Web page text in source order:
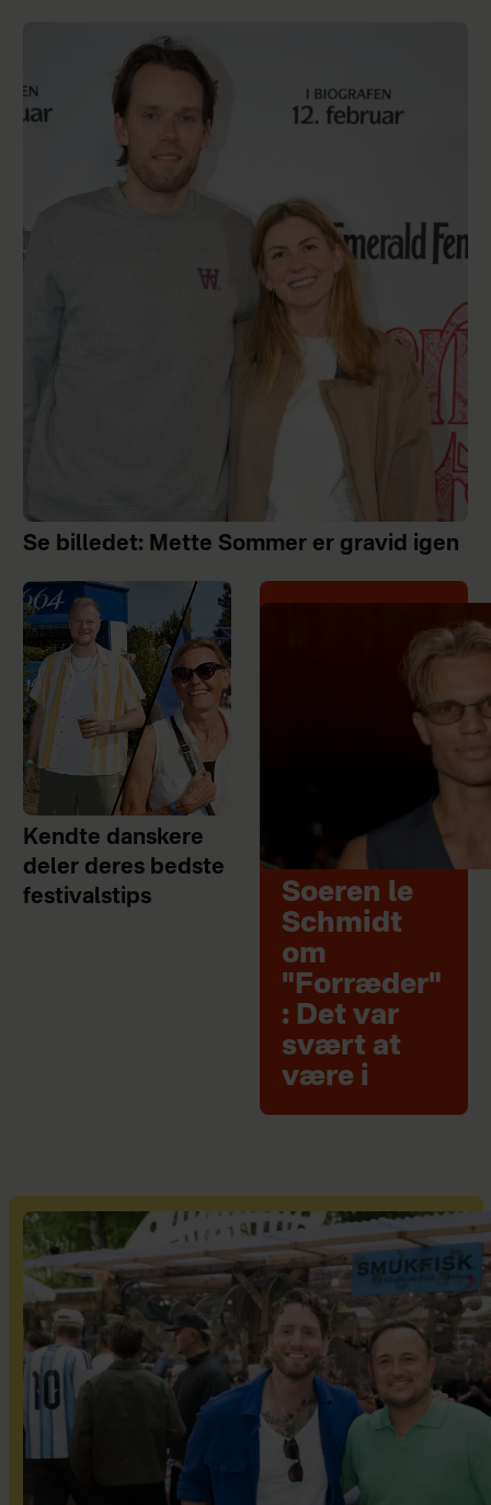
Se billedet: Mette Sommer er gravid igen
Kendte danskere
deler deres bedste
festivalstips
Soeren le
Schmidt
om
"Forræder"
: Det var
svært at
være i